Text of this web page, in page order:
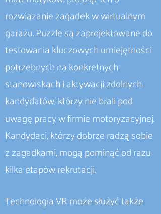
rozwiązanie zagadek w wirtualnym
garażu. Puzzle są zaprojektowane do
testowania kluczowych umiejętności
potrzebnych na konkretnych
stanowiskach i aktywacji zdolnych
kandydatów, którzy nie brali pod
uwagę pracy w firmie motoryzacyjnej.
Kandydaci, którzy dobrze radzą sobie
z zagadkami, mogą pominąć od razu
kilka etapów rekrutacji.
Technologia VR może służyć także